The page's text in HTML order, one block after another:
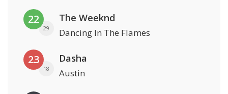
22
29
The Weeknd
Dancing In The Flames
23
18
Dasha
Austin